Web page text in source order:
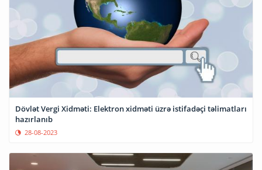
Dövlət Vergi Xidməti: Elektron xidməti üzrə istifadəçi təlimatları
hazırlanıb
28-08-2023